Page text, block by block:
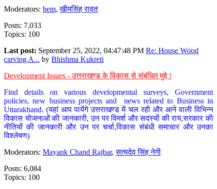
Moderators: hem,खीमसिंह रावत
Posts: 7,033
Topics: 100
Last post: September 25, 2022, 04:47:48 PM Re: House Wood
carving A... by Bhishma Kukreti
Development Issues - उत्तराखण्ड के विकास से संबंधित मुद्दे !
Find details on various developmental surveys, Government
policies, new business projects and news related to Business in
Uttarakhand. (यहां आप पायेंगे उत्तराखण्ड में चल रही और आने वाली विभिन्न
विकास योजनाओं की जानकारी, उन पर विमर्श और सदस्यों की राय,सरकार की
नीतियों की जानकारी और उन पर चर्चा,विकास संबंधी समाचार और उनका
विश्लेषण)
Moderators: Mayank Chand Rajbar,सत्यदेव सिंह नेगी
Posts: 6,084
Topics: 100